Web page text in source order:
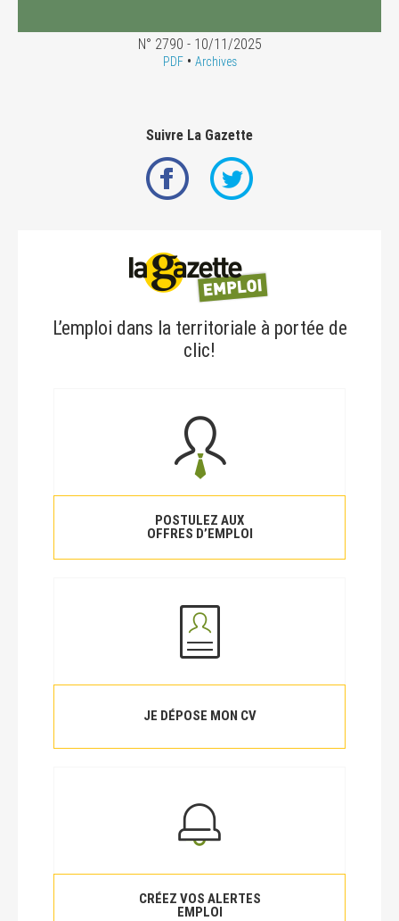
N° 2790 - 10/11/2025
PDF• Archives
Suivre La Gazette
L’emploi dans la territoriale à portée de
clic!
POSTULEZ AUX
OFFRES D’EMPLOI
JE DÉPOSE MON CV
CRÉEZ VOS ALERTES
EMPLOI